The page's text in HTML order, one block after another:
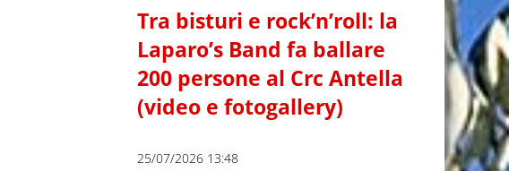
Tra bisturi e rock’n’roll: la
Laparo’s Band fa ballare
200 persone al Crc Antella
(video e fotogallery)
25/07/2026 13:48